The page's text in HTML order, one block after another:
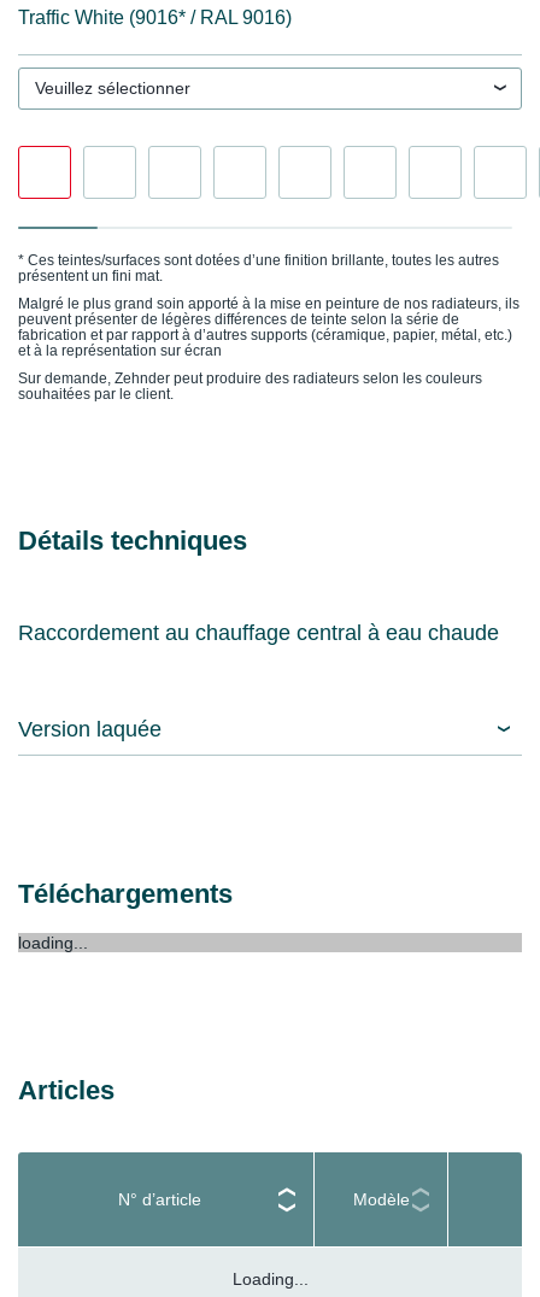
Traffic White (9016* / RAL 9016)
Veuillez sélectionner
* Ces teintes/surfaces sont dotées d’une finition brillante, toutes les autres
présentent un fini mat.
Malgré le plus grand soin apporté à la mise en peinture de nos radiateurs, ils
peuvent présenter de légères différences de teinte selon la série de
fabrication et par rapport à d’autres supports (céramique, papier, métal, etc.)
et à la représentation sur écran
Sur demande, Zehnder peut produire des radiateurs selon les couleurs
souhaitées par le client.
Détails techniques
Raccordement au chauffage central à eau chaude
Version laquée
Téléchargements
loading...
Articles
N° d’article Modèle
Loading...